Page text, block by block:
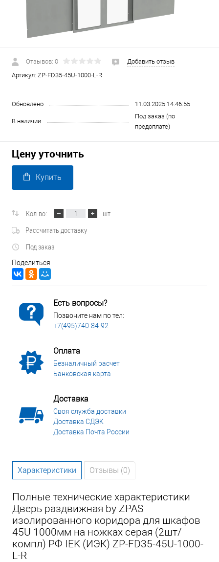
Отзывов: 0
Добавить отзыв
Артикул: ZP-FD35-45U-1000-L-R
Обновлено 11.03.2025 14:46:55
В наличии
Под заказ (по
предоплате)
Цену уточнить
Купить
Кол-во:
шт
Рассчитать доставку
Под заказ
Поделиться
Есть вопросы?
Позвоните нам по тел:
+7(495)740-84-92
Оплата
Безналичный расчет
Банковская карта
Доставка
Своя служба доставки
Доставка СДЭК
Доставка Почта России
Характеристики Отзывы (0)
Полные технические характеристики
Дверь раздвижная by ZPAS
изолированного коридора для шкафов
45U 1000мм на ножках серая (2шт/
компл) РФ IEK (ИЭК) ZP-FD35-45U-1000-
L-R